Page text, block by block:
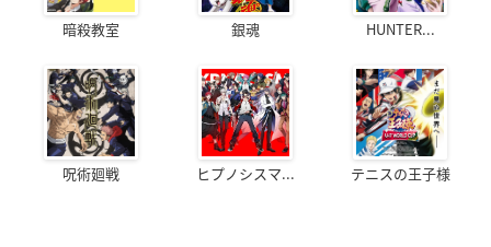
暗殺教室 銀魂 HUNTER...
呪術廻戦 ヒプノシスマ... テニスの王子様